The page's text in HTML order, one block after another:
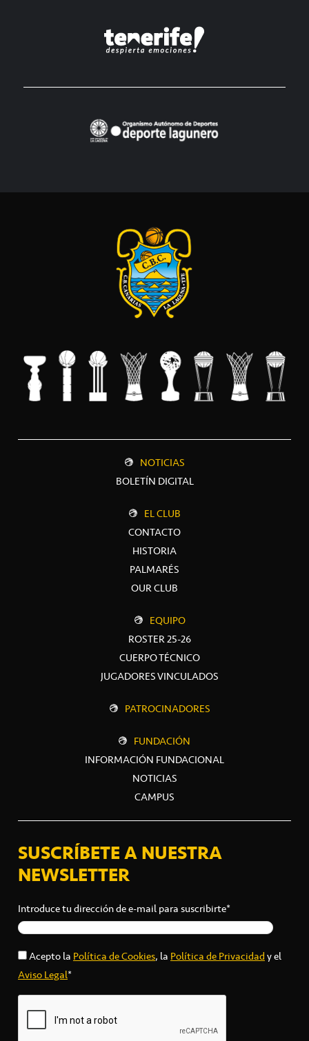
NOTICIAS
BOLETÍN DIGITAL
EL CLUB
CONTACTO
HISTORIA
PALMARÉS
OUR CLUB
EQUIPO
ROSTER 25-26
CUERPO TÉCNICO
JUGADORES VINCULADOS
PATROCINADORES
FUNDACIÓN
INFORMACIÓN FUNDACIONAL
NOTICIAS
CAMPUS
SUSCRÍBETE A NUESTRA
NEWSLETTER
Introduce tu dirección de e-mail para suscribirte*
Acepto laPolítica de Cookies, laPolítica de Privacidady el
Aviso Legal*